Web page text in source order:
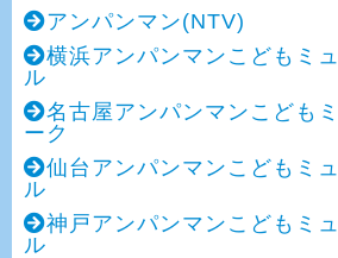
アンパンマン(NTV)
横浜アンパンマンこどもミ
ル
名古屋アンパンマンこども
ーク
仙台アンパンマンこどもミ
ル
神戸アンパンマンこどもミ
ル